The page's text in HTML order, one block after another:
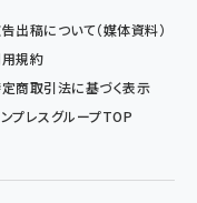
出稿について（媒体資料）
規約
商取引法に基づく表示
プレスグループTOP